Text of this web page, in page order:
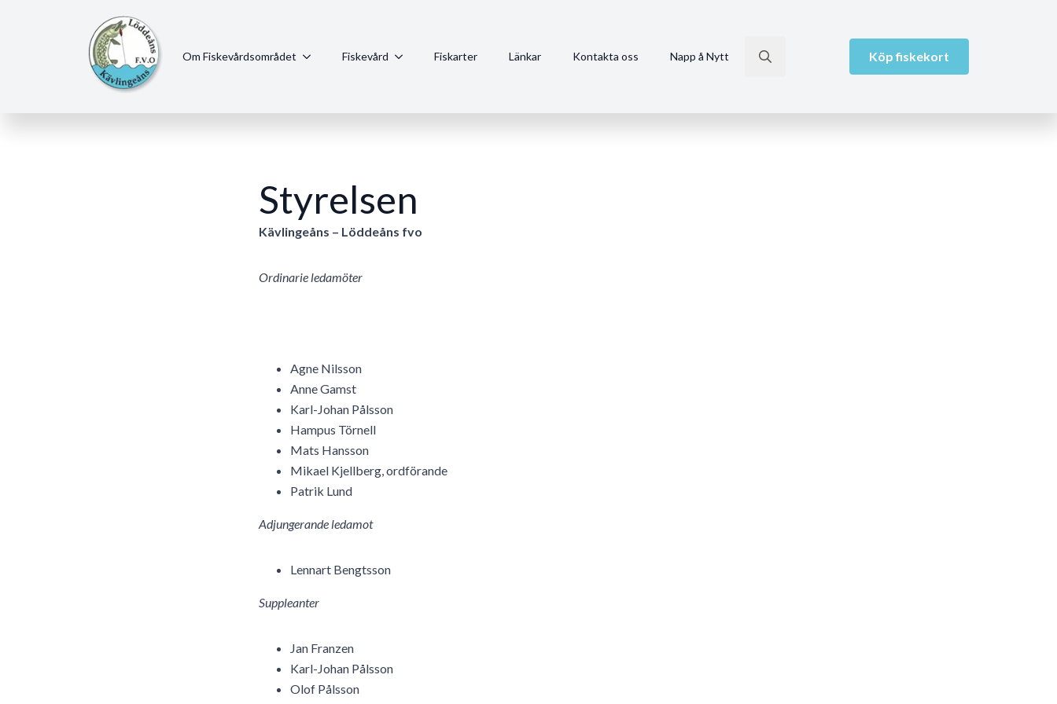
Om Fiskevårdsområdet Fiskevård Fiskarter Länkar Kontakta oss Napp å Nytt Köp fiskekort
Styrelsen
Kävlingeåns – Löddeåns fvo
Ordinarie ledamöter
Agne Nilsson
Anne Gamst
Karl-Johan Pålsson
Hampus Törnell
Mats Hansson
Mikael Kjellberg, ordförande
Patrik Lund
Adjungerande ledamot
Lennart Bengtsson
Suppleanter
Jan Franzen
Karl-Johan Pålsson
Olof Pålsson